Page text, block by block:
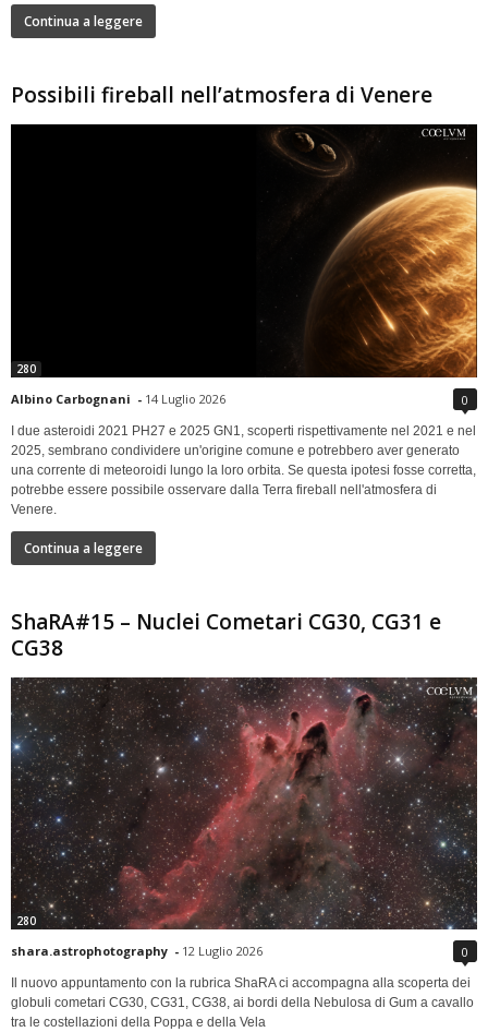
Continua a leggere
Possibili fireball nell’atmosfera di Venere
280
Albino Carbognani - 14 Luglio 2026 0
I due asteroidi 2021 PH27 e 2025 GN1, scoperti rispettivamente nel 2021 e nel
2025, sembrano condividere un'origine comune e potrebbero aver generato
una corrente di meteoroidi lungo la loro orbita. Se questa ipotesi fosse corretta,
potrebbe essere possibile osservare dalla Terra fireball nell'atmosfera di
Venere.
Continua a leggere
ShaRA#15 – Nuclei Cometari CG30, CG31 e
CG38
280
shara.astrophotography - 12 Luglio 2026 0
Il nuovo appuntamento con la rubrica ShaRA ci accompagna alla scoperta dei
globuli cometari CG30, CG31, CG38, ai bordi della Nebulosa di Gum a cavallo
tra le costellazioni della Poppa e della Vela